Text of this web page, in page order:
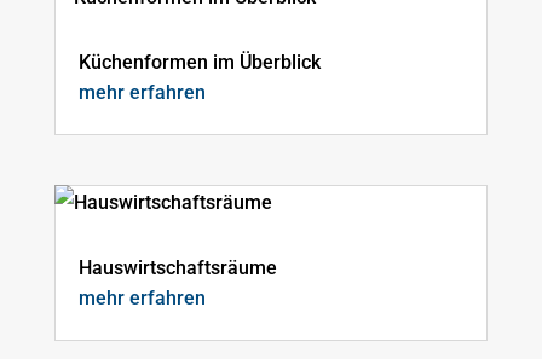
Küchenformen im Überblick
mehr erfahren
Hauswirtschaftsräume
mehr erfahren